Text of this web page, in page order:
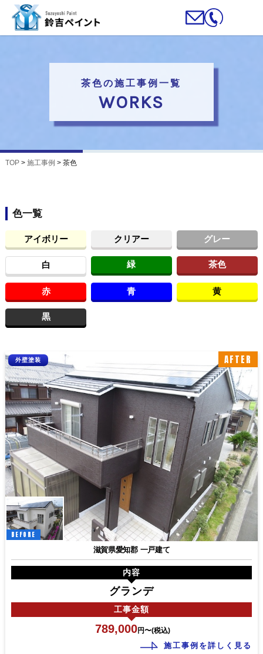
茶色の施工事例一覧
WORKS
TOP> 施工事例 > 茶色
色一覧
アイボリー クリアー グレー
白 緑 茶色
赤 青 黄
黒
AFTER
BEFORE
外壁塗装
滋賀県愛知郡 一戸建て
内容
グランデ
工事金額
789,000円〜(税込)
施工事例を詳しく見る